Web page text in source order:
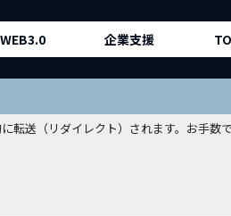
転送（リダイレクト）されます。お手数
WEB3.0 企業支援